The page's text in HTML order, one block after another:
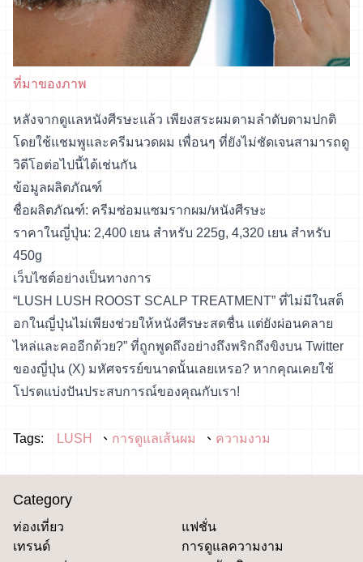
ที่มาของภาพ
หลังจากดูแลหนังศีรษะแล้ว เพียงสระผมตามลำดับตามปกติ
โดยใช้แชมพูและครีมนวดผม เพื่อนๆ ที่ยังไม่ชัดเจนสามารถดู
วิดีโอต่อไปนี้ได้เช่นกัน
ข้อมูลผลิตภัณฑ์
ชื่อผลิตภัณฑ์: ครีมซ่อมแซมรากผม/หนังศีรษะ
ราคาในญี่ปุ่น: 2,400 เยน สำหรับ 225g, 4,320 เยน สำหรับ
450g
เว็บไซต์อย่างเป็นทางการ
“LUSH LUSH ROOST SCALP TREATMENT” ที่ไม่มีในสต็
อกในญี่ปุ่นไม่เพียงช่วยให้หนังศีรษะสดชื่น แต่ยังผ่อนคลาย
ไหล่และคออีกด้วย?” ที่ถูกพูดถึงอย่างถึงพริกถึงขิงบน Twitter
ของญี่ปุ่น (X) มหัศจรรย์ขนาดนั้นเลยเหรอ? หากคุณเคยใช้
โปรดแบ่งปันประสบการณ์ของคุณกับเรา!
Tags: LUSH การดูแลเส้นผม ความงาม
Category
ท่องเที่ยว
แฟชั่น
เทรนด์
การดูแลความงาม